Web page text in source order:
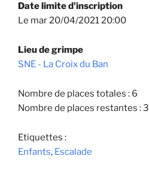
Date limite d'inscription
Le mar 20/04/2021 20:00
Lieu de grimpe
SNE - La Croix du Ban
Nombre de places totales : 6
Nombre de places restantes : 3
Etiquettes :
Enfants, Escalade